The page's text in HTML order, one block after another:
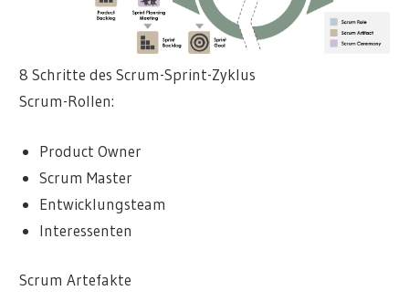
8 Schritte des Scrum-Sprint-Zyklus
Scrum-Rollen:
Product Owner
Scrum Master
Entwicklungsteam
Interessenten
Scrum Artefakte